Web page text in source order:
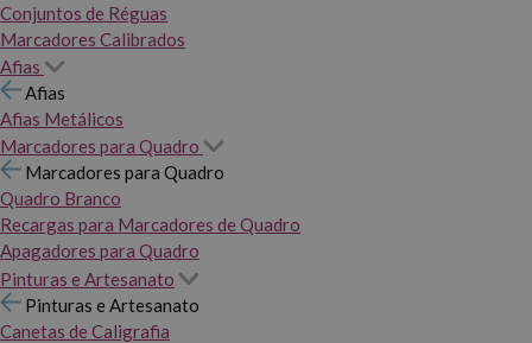
Conjuntos de Réguas
Marcadores Calibrados
Afias
Afias
Afias Metálicos
Marcadores para Quadro
Marcadores para Quadro
Quadro Branco
Recargas para Marcadores de Quadro
Apagadores para Quadro
Pinturas e Artesanato
Pinturas e Artesanato
Canetas de Caligrafia